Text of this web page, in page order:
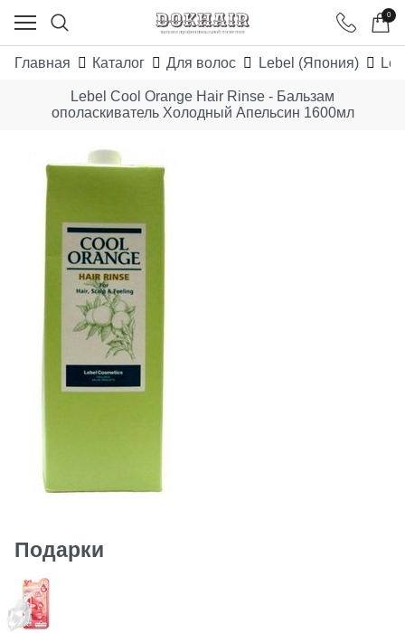
0
Главная Каталог Для волос Lebel (Япония)
Lebel Cool Orange Hair Rinse - Бальзам
ополаскиватель Холодный Апельсин 1600мл
Подарки